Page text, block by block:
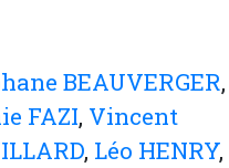
BEAUVERGER,
FAZI, Vincent
, Léo HENRY,